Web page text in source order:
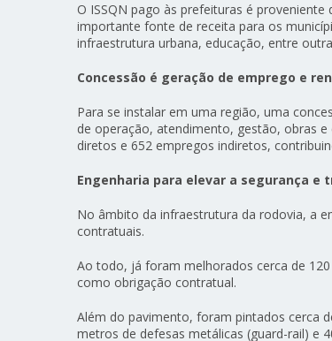
O ISSQN pago às prefeituras é
importante fonte de receita para os
infraestrutura urbana, educação, entre
Concessão é geração de emprego e
Para se instalar em uma região, uma
de operação, atendimento, gestão, obras
diretos e 652 empregos indiretos,
Engenharia para elevar a segurança e
No âmbito da infraestrutura da rodovia, a
contratuais.
Ao todo, já foram melhorados cerca de
como obrigação contratual.
Além do pavimento, foram pintados cerca
metros de defesas metálicas (guard-rail) e